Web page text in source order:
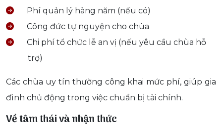
Phí quản lý hàng năm (nếu có)
Công đức tự nguyện cho chùa
Chi phí tổ chức lễ an vị (nếu yêu cầu chùa hỗ
trợ)
Các chùa uy tín thường công khai mức phí, giúp gia
đình chủ động trong việc chuẩn bị tài chính.
Về tâm thái và nhận thức